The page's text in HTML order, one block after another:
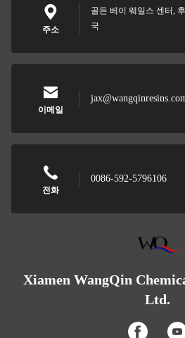
주소
골든 베이 웨일스 센터,
국
이메일
전화
0086-592-5796106
Xiamen WangQin
Ltd.